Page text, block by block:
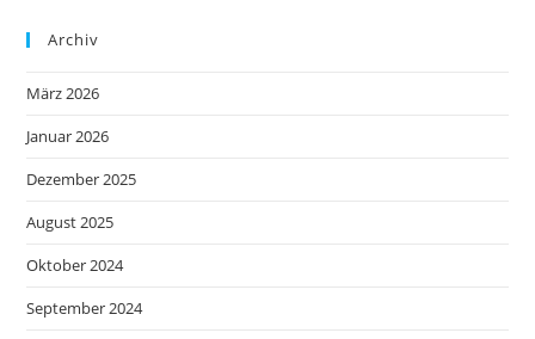
Archiv
März 2026
Januar 2026
Dezember 2025
August 2025
Oktober 2024
September 2024